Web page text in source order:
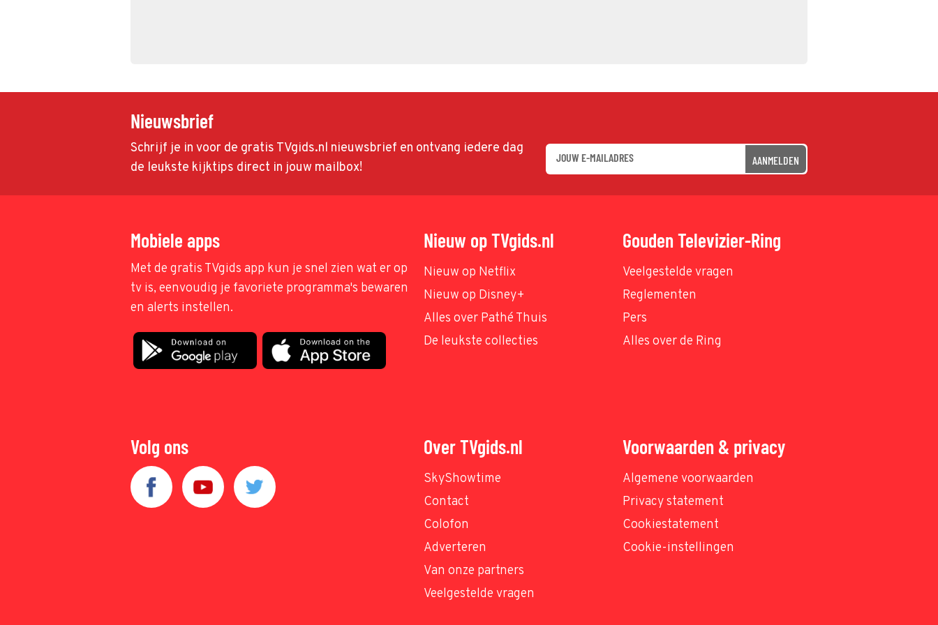
Nieuwsbrief
Schrijf je in voor de gratis TVgids.nl nieuwsbrief en ontvang iedere dag
de leukste kijktips direct in jouw mailbox!
AANMELDEN
Mobiele apps
Met de gratis TVgids app kun je snel zien wat er op
tv is, eenvoudig je favoriete programma's bewaren
en alerts instellen.
Nieuw op TVgids.nl
Nieuw op Netflix
Nieuw op Disney+
Alles over Pathé Thuis
De leukste collecties
Gouden Televizier-Ring
Veelgestelde vragen
Reglementen
Pers
Alles over de Ring
Volg ons Over TVgids.nl
SkyShowtime
Contact
Colofon
Adverteren
Van onze partners
Veelgestelde vragen
Voorwaarden & privacy
Algemene voorwaarden
Privacy statement
Cookiestatement
Cookie-instellingen